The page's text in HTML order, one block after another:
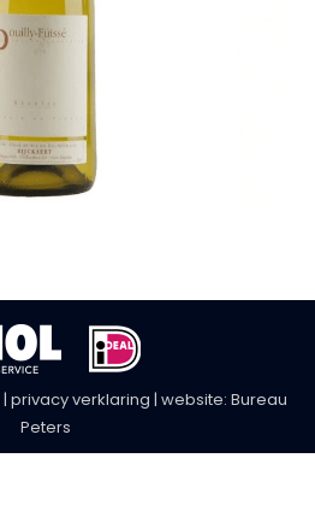
| privacy verklaring | website: Bureau
Peters